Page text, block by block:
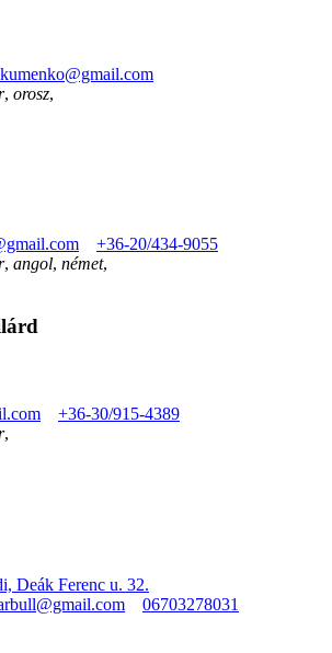
, orosz,
+36-20/434-9055
, angol, német,
+36-30/915-4389
,
Deák Ferenc u. 32.
06703278031